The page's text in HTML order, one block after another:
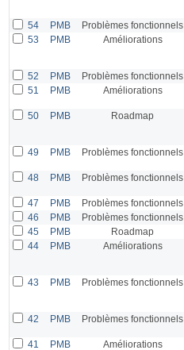
54 PMB Problèmes fonctionnels
53
PMB Améliorations
52 PMB Problèmes fonctionnels
51
PMB Améliorations
50 PMB Roadmap
49 PMB Problèmes fonctionnels
48 PMB Problèmes fonctionnels
47 PMB Problèmes fonctionnels
46
PMB Problèmes fonctionnels
45
PMB Roadmap
44
PMB Améliorations
43 PMB Problèmes fonctionnels
42 PMB Problèmes fonctionnels
41 PMB Améliorations